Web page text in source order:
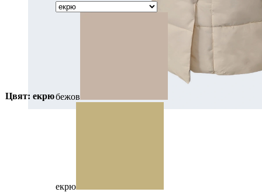
Цвят: екрюбежов
екрю